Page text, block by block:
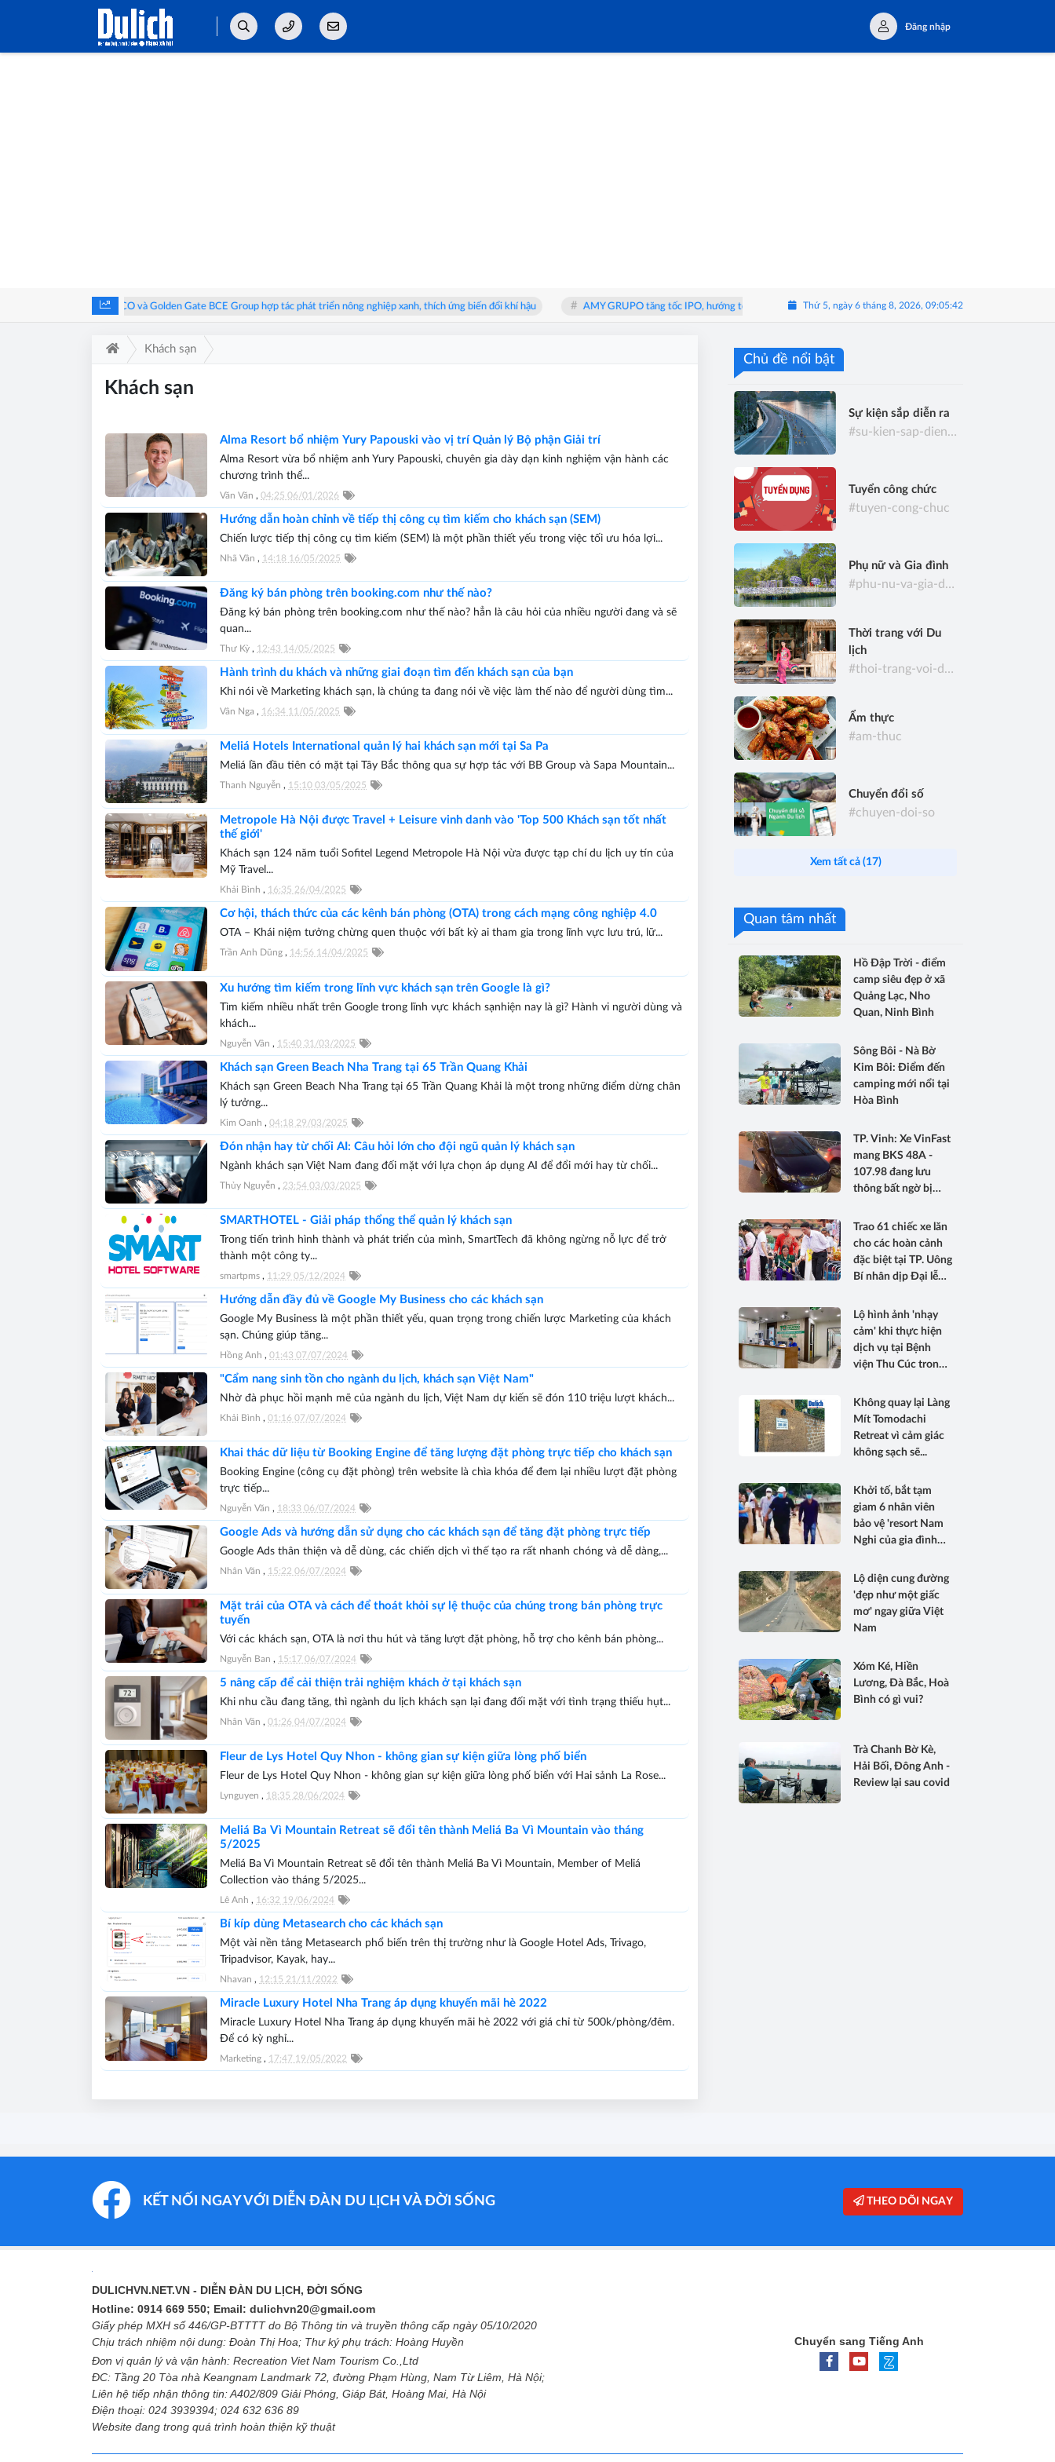
Đăng nhập
HUSCO và Golden Gate BCE Group hợp tác phát triển nông nghiệp xanh, thích ứng biến đổi khí hậu AMY GRUPO tăng tốc IPO, hướng tới vị thế doanh nghiệp vật liệu hoàn thiện hàng đầu khu vực
Thứ 5, ngày 6 tháng 8, 2026, 09:05:43
Khách sạn
Khách sạn
Alma Resort bổ nhiệm Yury Papouski vào vị trí Quản lý Bộ phận Giải trí
Alma Resort vừa bổ nhiệm anh Yury Papouski, chuyên gia dày dạn kinh nghiệm vận hành các
chương trình thể...
Văn Văn , 04:25 06/01/2026
Hướng dẫn hoàn chỉnh về tiếp thị công cụ tìm kiếm cho khách sạn (SEM)
Chiến lược tiếp thị công cụ tìm kiếm (SEM) là một phần thiết yếu trong việc tối ưu hóa lợi...
Nhã Vân , 14:18 16/05/2025
Đăng ký bán phòng trên booking.com như thế nào?
Đăng ký bán phòng trên booking.com như thế nào? hẳn là câu hỏi của nhiều người đang và sẽ
quan...
Thư Kỳ , 12:43 14/05/2025
Hành trình du khách và những giai đoạn tìm đến khách sạn của bạn
Khi nói về Marketing khách sạn, là chúng ta đang nói về việc làm thế nào để người dùng tìm...
Vân Nga , 16:34 11/05/2025
Meliá Hotels International quản lý hai khách sạn mới tại Sa Pa
Meliá lần đầu tiên có mặt tại Tây Bắc thông qua sự hợp tác với BB Group và Sapa Mountain...
Thanh Nguyễn , 15:10 03/05/2025
Metropole Hà Nội được Travel + Leisure vinh danh vào 'Top 500 Khách sạn tốt nhất
thế giới'
Khách sạn 124 năm tuổi Sofitel Legend Metropole Hà Nội vừa được tạp chí du lịch uy tín của
Mỹ Travel...
Khải Bình , 16:35 26/04/2025
Cơ hội, thách thức của các kênh bán phòng (OTA) trong cách mạng công nghiệp 4.0
OTA – Khái niệm tưởng chừng quen thuộc với bất kỳ ai tham gia trong lĩnh vực lưu trú, lữ...
Trần Anh Dũng , 14:56 14/04/2025
Xu hướng tìm kiếm trong lĩnh vực khách sạn trên Google là gì?
Tìm kiếm nhiều nhất trên Google trong lĩnh vực khách sạnhiện nay là gì? Hành vi người dùng và
khách...
Nguyễn Vân , 15:40 31/03/2025
Khách sạn Green Beach Nha Trang tại 65 Trần Quang Khải
Khách sạn Green Beach Nha Trang tại 65 Trần Quang Khải là một trong những điểm dừng chân
lý tưởng...
Kim Oanh , 04:18 29/03/2025
Đón nhận hay từ chối AI: Câu hỏi lớn cho đội ngũ quản lý khách sạn
Ngành khách sạn Việt Nam đang đối mặt với lựa chọn áp dụng AI để đổi mới hay từ chối...
Thủy Nguyễn , 23:54 03/03/2025
SMARTHOTEL - Giải pháp thổng thể quản lý khách sạn
Trong tiến trình hình thành và phát triển của mình, SmartTech đã không ngừng nỗ lực để trở
thành một công ty...
smartpms , 11:29 05/12/2024
Hướng dẫn đầy đủ về Google My Business cho các khách sạn
Google My Business là một phần thiết yếu, quan trọng trong chiến lược Marketing của khách
sạn. Chúng giúp tăng...
Hồng Anh , 01:43 07/07/2024
"Cẩm nang sinh tồn cho ngành du lịch, khách sạn Việt Nam"
Nhờ đà phục hồi mạnh mẽ của ngành du lịch, Việt Nam dự kiến sẽ đón 110 triệu lượt khách...
Khải Bình , 01:16 07/07/2024
Khai thác dữ liệu từ Booking Engine để tăng lượng đặt phòng trực tiếp cho khách sạn
Booking Engine (công cụ đặt phòng) trên website là chìa khóa để đem lại nhiều lượt đặt phòng
trực tiếp...
Nguyễn Văn , 18:33 06/07/2024
Google Ads và hướng dẫn sử dụng cho các khách sạn để tăng đặt phòng trực tiếp
Google Ads thân thiện và dễ dùng, các chiến dịch vì thế tạo ra rất nhanh chóng và dễ dàng,...
Nhân Văn , 15:22 06/07/2024
Mặt trái của OTA và cách để thoát khỏi sự lệ thuộc của chúng trong bán phòng trực
tuyến
Với các khách sạn, OTA là nơi thu hút và tăng lượt đặt phòng, hỗ trợ cho kênh bán phòng...
Nguyễn Ban , 15:17 06/07/2024
5 nâng cấp để cải thiện trải nghiệm khách ở tại khách sạn
Khi nhu cầu đang tăng, thì ngành du lịch khách sạn lại đang đối mặt với tình trạng thiếu hụt...
Nhân Văn , 01:26 04/07/2024
Fleur de Lys Hotel Quy Nhon - không gian sự kiện giữa lòng phố biển
Fleur de Lys Hotel Quy Nhon - không gian sự kiện giữa lòng phố biển với Hai sảnh La Rose...
Lynguyen , 18:35 28/06/2024
Meliá Ba Vì Mountain Retreat sẽ đổi tên thành Meliá Ba Vì Mountain vào tháng
5/2025
Meliá Ba Vì Mountain Retreat sẽ đổi tên thành Meliá Ba Vì Mountain, Member of Meliá
Collection vào tháng 5/2025...
Lê Anh , 16:32 19/06/2024
Bí kíp dùng Metasearch cho các khách sạn
Một vài nền tảng Metasearch phổ biến trên thị trường như là Google Hotel Ads, Trivago,
Tripadvisor, Kayak, hay...
Nhavan , 12:15 21/11/2022
Miracle Luxury Hotel Nha Trang áp dụng khuyến mãi hè 2022
Miracle Luxury Hotel Nha Trang áp dụng khuyến mãi hè 2022 với giá chỉ từ 500k/phòng/đêm.
Để có kỳ nghỉ...
Marketing , 17:47 19/05/2022
Chủ đề nổi bật
Sự kiện sắp diễn ra
#su-kien-sap-dien-ra
Tuyển công chức
#tuyen-cong-chuc
Phụ nữ và Gia đình
#phu-nu-va-gia-dinh
Thời trang với Du
lịch
#thoi-trang-voi-du-lich
Ẩm thực
#am-thuc
Chuyển đổi số
#chuyen-doi-so
Xem tất cả (17)
Quan tâm nhất
Hồ Đập Trời - điểm
camp siêu đẹp ở xã
Quảng Lạc, Nho
Quan, Ninh Bình
Sông Bôi - Nà Bờ
Kim Bôi: Điểm đến
camping mới nổi tại
Hòa Bình
TP. Vinh: Xe VinFast
mang BKS 48A -
107.98 đang lưu
thông bất ngờ bị
Trao 61 chiếc xe lăn
cho các hoàn cảnh
đặc biệt tại TP. Uông
Bí nhân dịp Đại lễ
Lộ hình ảnh 'nhạy
cảm' khi thực hiện
dịch vụ tại Bệnh
viện Thu Cúc trong
thuần phong mỹ tục
Việt Nam
Không quay lại Làng
Mít Tomodachi
Retreat vì cảm giác
không sạch sẽ...
Khởi tố, bắt tạm
giam 6 nhân viên
bảo vệ 'resort Nam
Nghi của gia đình
Lộ diện cung đường
'đẹp như một giấc
mơ' ngay giữa Việt
Nam
Xóm Ké, Hiền
Lương, Đà Bắc, Hoà
Bình có gì vui?
Trà Chanh Bờ Kè,
Hải Bối, Đông Anh -
Review lại sau covid
KẾT NỐI NGAY VỚI DIỄN ĐÀN DU LỊCH VÀ ĐỜI SỐNG THEO DÕI NGAY
DULICHVN.NET.VN - DIỄN ĐÀN DU LỊCH, ĐỜI SỐNG
Hotline: 0914 669 550; Email: dulichvn20@gmail.com
Giấy phép MXH số 446/GP-BTTTT do Bộ Thông tin và truyền thông cấp ngày 05/10/2020
Chịu trách nhiệm nội dung: Đoàn Thị Hoa; Thư ký phụ trách: Hoàng Huyền
Đơn vị quản lý và vận hành: Recreation Viet Nam Tourism Co.,Ltd
ĐC: Tầng 20 Tòa nhà Keangnam Landmark 72, đường Phạm Hùng, Nam Từ Liêm, Hà Nội;
Liên hệ tiếp nhận thông tin: A402/809 Giải Phóng, Giáp Bát, Hoàng Mai, Hà Nội
Điện thoại: 024 3939394; 024 632 636 89
Website đang trong quá trình hoàn thiện kỹ thuật
Chuyển sang Tiếng Anh